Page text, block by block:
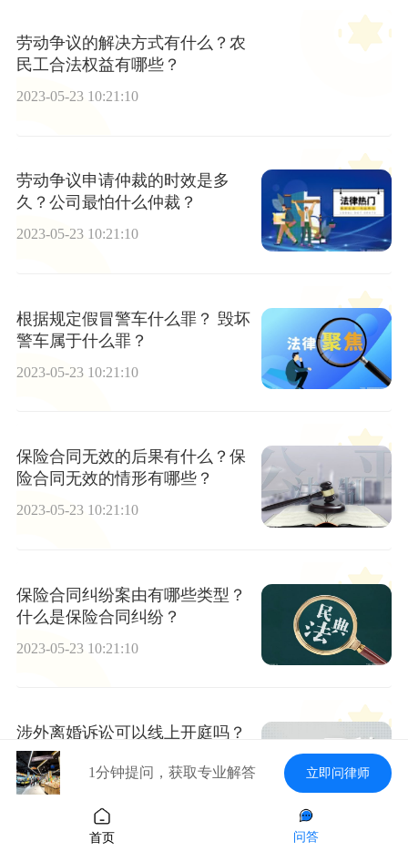
劳动争议的解决方式有什么？农
民工合法权益有哪些？
2023-05-23 10:21:10
劳动争议申请仲裁的时效是多
久？公司最怕什么仲裁？
2023-05-23 10:21:10
根据规定假冒警车什么罪？ 毁坏
警车属于什么罪？
2023-05-23 10:21:10
保险合同无效的后果有什么？保
险合同无效的情形有哪些？
2023-05-23 10:21:10
保险合同纠纷案由有哪些类型？
什么是保险合同纠纷？
2023-05-23 10:21:10
涉外离婚诉讼可以线上开庭吗？
夫妻一方在国外一方在国内可以
离婚吗？
2023-05-23 10:21:10
1分钟提问，获取专业解答 立即问律师
首页 问答